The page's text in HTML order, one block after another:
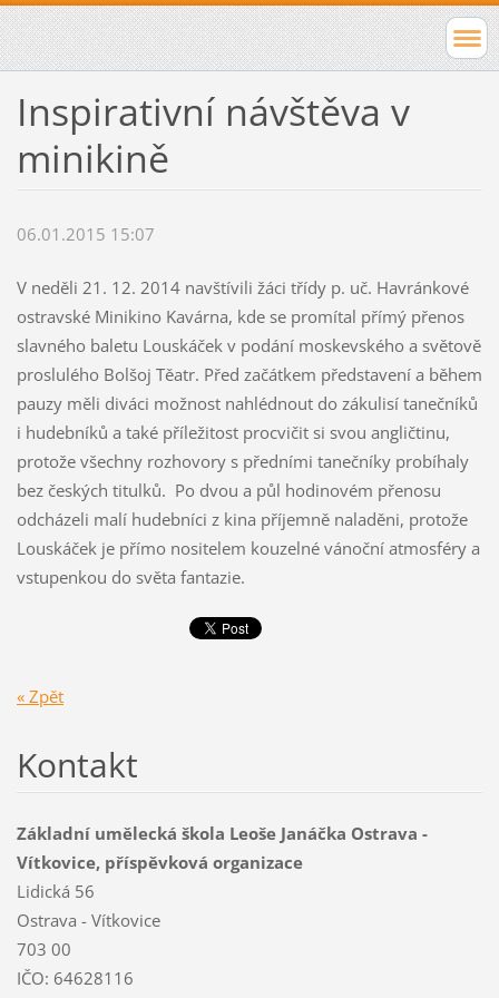
Inspirativní návštěva v
minikině
06.01.2015 15:07
V neděli 21. 12. 2014 navštívili žáci třídy p. uč. Havránkové
ostravské Minikino Kavárna, kde se promítal přímý přenos
slavného baletu Louskáček v podání moskevského a světově
proslulého Bolšoj Těatr. Před začátkem představení a během
pauzy měli diváci možnost nahlédnout do zákulisí tanečníků
i hudebníků a také příležitost procvičit si svou angličtinu,
protože všechny rozhovory s předními tanečníky probíhaly
bez českých titulků. Po dvou a půl hodinovém přenosu
odcházeli malí hudebníci z kina příjemně naladěni, protože
Louskáček je přímo nositelem kouzelné vánoční atmosféry a
vstupenkou do světa fantazie.
« Zpět
Kontakt
Základní umělecká škola Leoše Janáčka Ostrava -
Vítkovice, příspěvková organizace
Lidická 56
Ostrava - Vítkovice
703 00
IČO: 64628116